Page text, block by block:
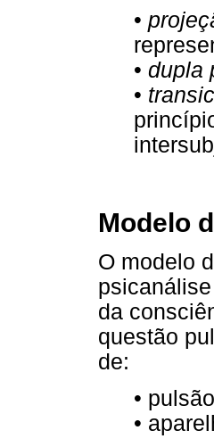
•
• dupla
•
Modelo
O modelo
da
questão
de:
•
•